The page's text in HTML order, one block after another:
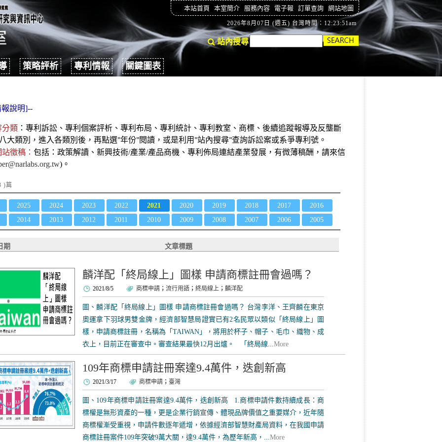
本站首頁 本室簡介 服務內容 電子報 訂單查詢 網站地圖
2026年8月07日 (週五) 台灣時間：12:23:51am
站內搜尋
策略評析 專利情報 關鍵圖表
說明]--
分類 ： 專利 訴訟、 專利個案評析、專利布局、專利統計、專利教室 、商標、後續追蹤報導及反壟斷
大類別，進入各類別後 ，再點選"年份"閱讀，或是利用 "站內搜尋"查詢訴訟案或系爭專利號。
徵稿： 包括：政策解讀、新興技術/產業/產品商機、專利佈局連結產業發展，有微薄稿酬，請來信
)。
)篇
2025 2024 2023 2022 2021 2020 2019 2018 2017
2016
2014
2013 2012 2011 2010 2009 2008 2007 2006 2005
期 文章標題
麟洋配「終局線上」圖樣 申請商標註冊會過嗎？
2021/8/5 商標申請 ； 流行用語 ； 終局線上 ； 麟洋配
圖、麟洋配「終局線上」圖樣 申請商標註冊會過嗎？ 台灣李洋、王齊麟在東京
奧運拿下羽球男雙金牌，經濟部智慧局證實已有2名民眾以類似「終局線上」圖
樣，申請商標註冊，名稱為「TAIWAN」，將用於杯子、帽子、毛巾、織物、成
衣上，目前正在審查中。審查結果最快12月出爐。 「終局線...More
109年商標申請註冊案達9.4萬件，迭創新高
2021/3/17 商標申請 ； 臺灣
圖、109年商標申請註冊案達9.4萬件，迭創新高 1.商標申請件數持續成長：商
標權是無形資產的一種，更是企業行銷宣傳、體現品牌價值之重要媒介，近年隨
商標權漸受重視，申請件數逐年遞增，依據經濟部智慧財產局資料，在我國申請
商標註冊案件109年突破9萬大關，達9.4萬件，為歷年新高，...More